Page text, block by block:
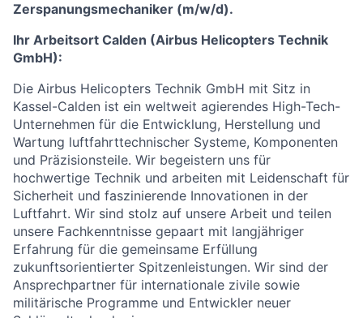
Zerspanungsmechaniker (m/w/d).
Ihr Arbeitsort Calden (Airbus Helicopters Technik
GmbH):
Die Airbus Helicopters Technik GmbH mit Sitz in
Kassel-Calden ist ein weltweit agierendes High-Tech-
Unternehmen für die Entwicklung, Herstellung und
Wartung luftfahrttechnischer Systeme, Komponenten
und Präzisionsteile. Wir begeistern uns für
hochwertige Technik und arbeiten mit Leidenschaft für
Sicherheit und faszinierende Innovationen in der
Luftfahrt. Wir sind stolz auf unsere Arbeit und teilen
unsere Fachkenntnisse gepaart mit langjähriger
Erfahrung für die gemeinsame Erfüllung
zukunftsorientierter Spitzenleistungen. Wir sind der
Ansprechpartner für internationale zivile sowie
militärische Programme und Entwickler neuer